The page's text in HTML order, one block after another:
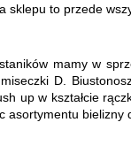
sklepu to przede
mamy w
D.
up w kształcie
asortymentu bielizny